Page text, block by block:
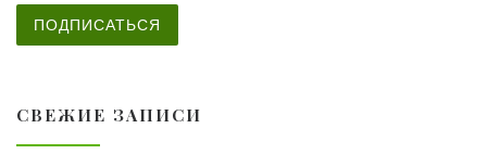
ПОДПИСАТЬСЯ
СВЕЖИЕ ЗАПИСИ